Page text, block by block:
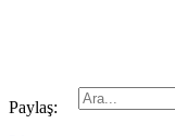
Paylaş: